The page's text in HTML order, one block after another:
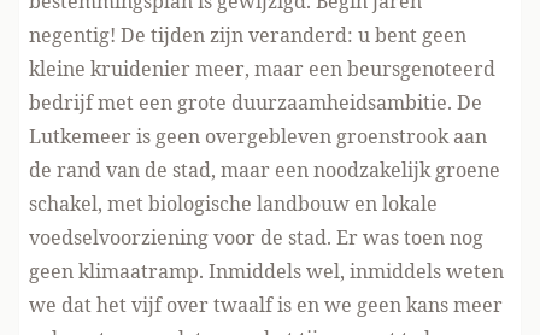
negentig! De tijden zijn veranderd: u bent geen
kleine kruidenier meer, maar een beursgenoteerd
bedrijf met een grote duurzaamheidsambitie. De
Lutkemeer is geen overgebleven groenstrook aan
de rand van de stad, maar een noodzakelijk groene
schakel, met biologische landbouw en lokale
voedselvoorziening voor de stad. Er was toen nog
geen klimaatramp. Inmiddels wel, inmiddels weten
we dat het vijf over twaalf is en we geen kans meer